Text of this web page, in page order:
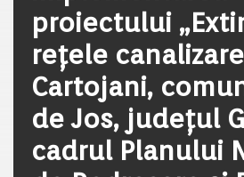
proiectului
rețele
Cartojani,
de Jos, județul
cadrul Planului